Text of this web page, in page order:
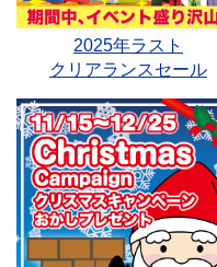
2025年ラスト
クリアランスセール